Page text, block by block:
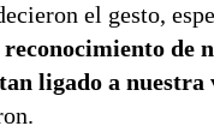
el gesto,
de
ligado a